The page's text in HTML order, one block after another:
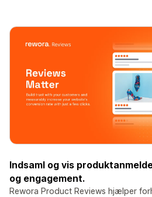
Indsaml og vis
og engagement.
Rewora Product Reviews hjælper